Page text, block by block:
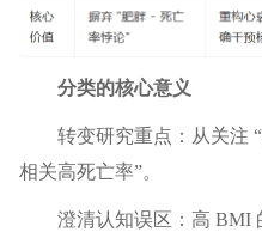
分类的核心意义
转变研究重点：从关注
相关高死亡率”。
澄清认知误区：高 BMI